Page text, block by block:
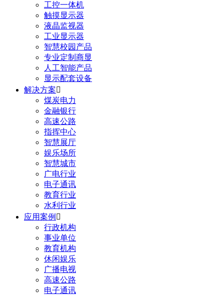
工控一体机
触摸显示器
液晶监视器
工业显示器
智慧校园产品
专业定制商显
人工智能产品
显示配套设备
解决方案
煤炭电力
金融银行
高速公路
指挥中心
智慧展厅
娱乐场所
智慧城市
广电行业
电子通讯
教育行业
水利行业
应用案例 
行政机构
事业单位
教育机构
休闲娱乐
广播电视
高速公路
电子通讯